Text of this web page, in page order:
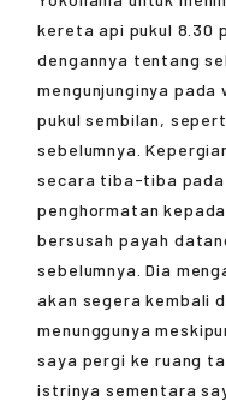
kereta api pukul 8.30
dengannya tentang
mengunjunginya
pukul sembilan,
sebelumnya.
secara tiba-tiba
penghormatan
bersusah payah
sebelumnya. Dia
akan segera kembali
menunggunya
saya pergi ke ruang
istrinya sementara